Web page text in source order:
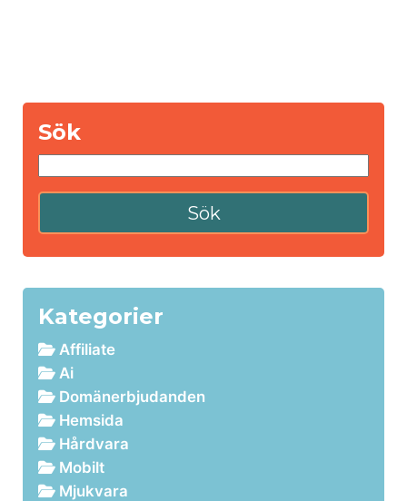
Sök
Kategorier
Affiliate
Ai
Domänerbjudanden
Hemsida
Hårdvara
Mobilt
Mjukvara